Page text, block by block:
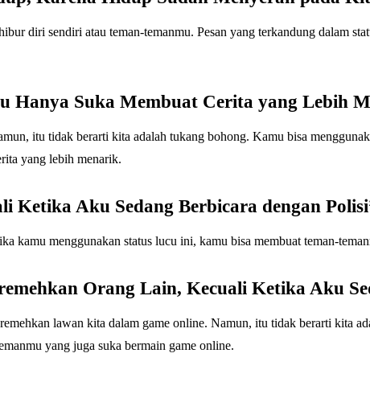
diri sendiri atau teman-temanmu. Pesan yang terkandung dalam
Hanya Suka Membuat Cerita yang Lebih
itu tidak berarti kita adalah tukang bohong. Kamu bisa
yang lebih menarik.
Ketika Aku Sedang Berbicara dengan
menggunakan status lucu ini, kamu bisa membuat teman-
Orang Lain, Kecuali Ketika Aku
lawan kita dalam game online. Namun, itu tidak berarti kita
yang juga suka bermain game online.